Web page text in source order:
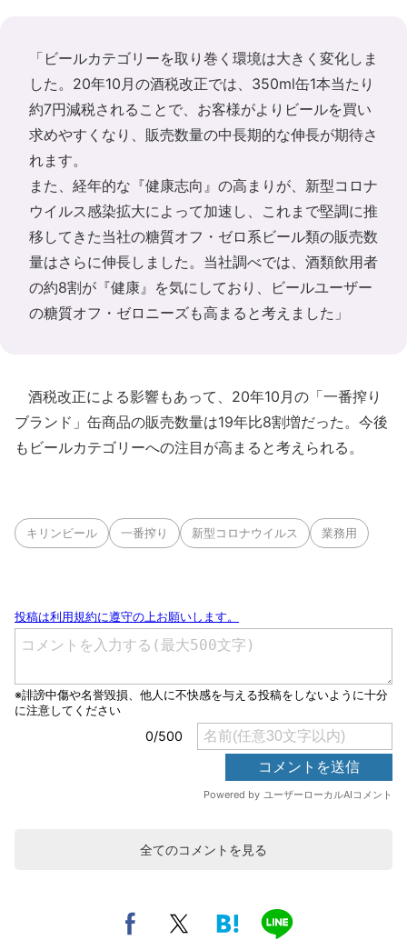
「ビールカテゴリーを取り巻く環境は大きく変化しま
した。20年10月の酒税改正では、350ml缶1本当たり
約7円減税されることで、お客様がよりビールを買い
求めやすくなり、販売数量の中長期的な伸長が期待さ
れます。
また、経年的な『健康志向』の高まりが、新型コロナ
ウイルス感染拡大によって加速し、これまで堅調に推
移してきた当社の糖質オフ・ゼロ系ビール類の販売数
量はさらに伸長しました。当社調べでは、酒類飲用者
の約8割が『健康』を気にしており、ビールユーザー
の糖質オフ・ゼロニーズも高まると考えました」
酒税改正による影響もあって、20年10月の「一番搾り
ブランド」缶商品の販売数量は19年比8割増だった。今後
もビールカテゴリーへの注目が高まると考えられる。
キリンビール 一番搾り 新型コロナウイルス 業務用
全てのコメントを見る